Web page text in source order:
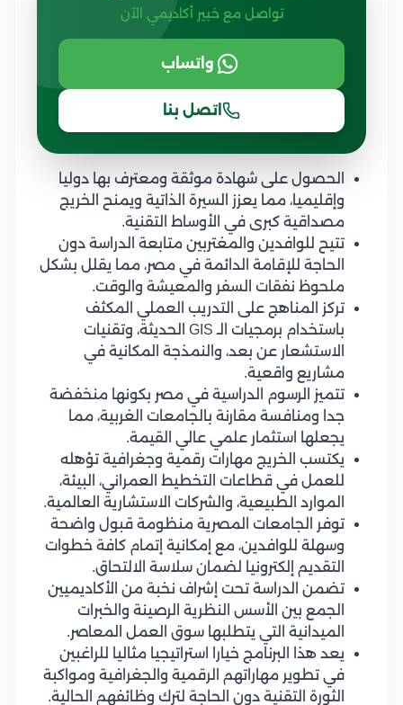
تواصل مع خبير أكاديمي الآن
واتساب
اتصل بنا
الحصول على شهادة موثقة ومعترف بها دوليا
وإقليميا، مما يعزز السيرة الذاتية ويمنح الخريج
مصداقية كبرى في الأوساط التقنية.
تتيح للوافدين والمغتربين متابعة الدراسة دون
الحاجة للإقامة الدائمة في مصر، مما يقلل بشكل
ملحوظ نفقات السفر والمعيشة والوقت.
تركز المناهج على التدريب العملي المكثف
باستخدام برمجيات الـ GIS الحديثة، وتقنيات
الاستشعار عن بعد، والنمذجة المكانية في
مشاريع واقعية.
تتميز الرسوم الدراسية في مصر بكونها منخفضة
جدا ومنافسة مقارنة بالجامعات الغربية، مما
يجعلها استثمار علمي عالي القيمة.
يكتسب الخريج مهارات رقمية وجغرافية تؤهله
للعمل في قطاعات التخطيط العمراني، البيئة،
الموارد الطبيعية، والشركات الاستشارية العالمية.
توفر الجامعات المصرية منظومة قبول واضحة
وسهلة للوافدين، مع إمكانية إتمام كافة خطوات
التقديم إلكترونيا لضمان سلاسة الالتحاق.
تضمن الدراسة تحت إشراف نخبة من الأكاديميين
الجمع بين الأسس النظرية الرصينة والخبرات
الميدانية التي يتطلبها سوق العمل المعاصر.
يعد هذا البرنامج خيارا استراتيجيا مثاليا للراغبين
في تطوير مهاراتهم الرقمية والجغرافية ومواكبة
الثورة التقنية دون الحاجة لترك وظائفهم الحالية.